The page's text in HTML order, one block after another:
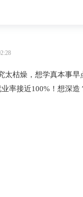
太枯燥，想学真本事
率接近100%！想深